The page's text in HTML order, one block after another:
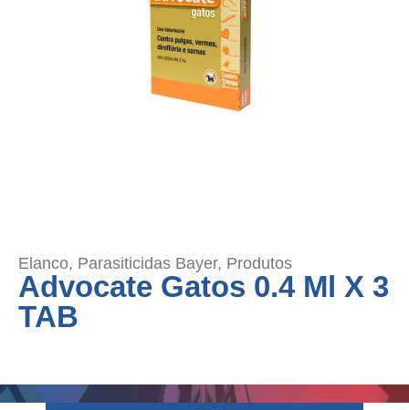
Elanco, Parasiticidas Bayer, Produtos
Advocate Gatos 0.4 Ml X 3
TAB